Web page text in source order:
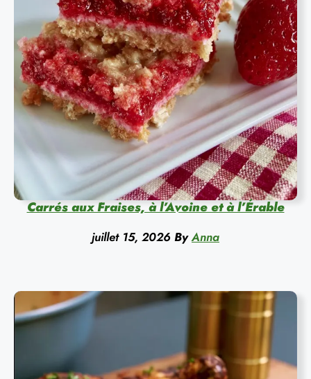
Carrés aux Fraises, à l’Avoine et à l’Érable
juillet 15, 2026 By Anna